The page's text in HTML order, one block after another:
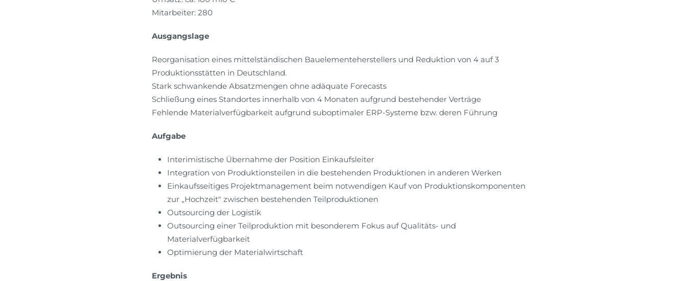
Mitarbeiter: 280
Ausgangslage
Reorganisation eines mittelständischen Bauelementeherstellers und Reduktion von 4 auf 3
Produktionsstätten in Deutschland.
Stark schwankende Absatzmengen ohne adäquate Forecasts
Schließung eines Standortes innerhalb von 4 Monaten aufgrund bestehender Verträge
Fehlende Materialverfügbarkeit aufgrund suboptimaler ERP-Systeme bzw. deren Führung
Aufgabe
Interimistische Übernahme der Position Einkaufsleiter
Integration von Produktionsteilen in die bestehenden Produktionen in anderen Werken
Einkaufsseitiges Projektmanagement beim notwendigen Kauf von Produktionskomponenten
zur „Hochzeit" zwischen bestehenden Teilproduktionen
Outsourcing der Logistik
Outsourcing einer Teilproduktion mit besonderem Fokus auf Qualitäts- und
Materialverfügbarkeit
Optimierung der Materialwirtschaft
Ergebnis